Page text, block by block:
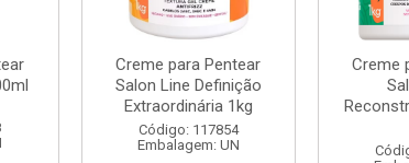
Creme para Pentear
Salon Line Definição
Extraordinária 1kg
Código: 117854
Embalagem: UN
Creme